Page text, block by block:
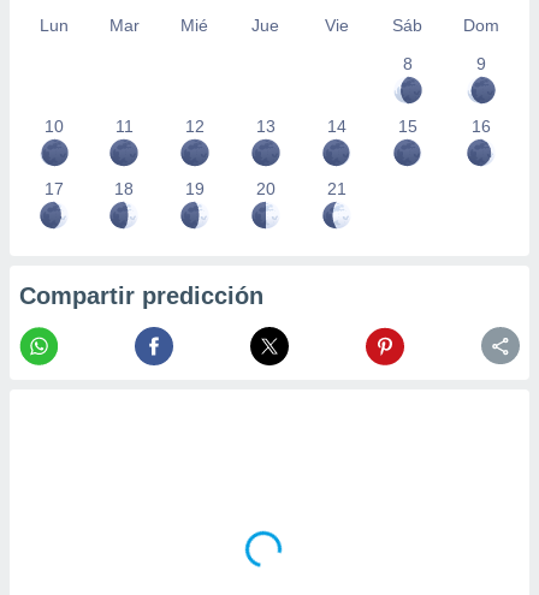
Lun Mar Mié Jue Vie Sáb
Dom
8
9
10 11 12 13 14 15 16
17 18 19 20 21
Compartir predicción